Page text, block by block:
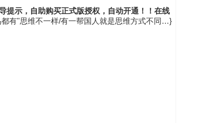
提示，自助购买正式版授权，自动开通！！在线
有"思维不一样/有一帮国人就是思维方式不同…}